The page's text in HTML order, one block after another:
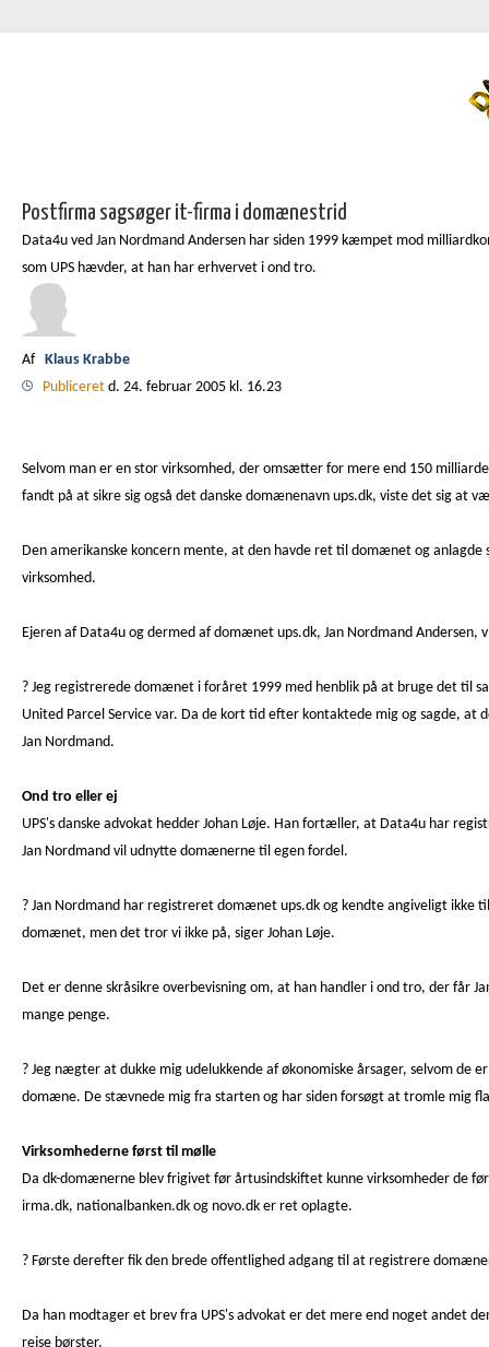
Postfirma sagsøger it-firma i domænestrid
Data4u ved Jan Nordmand Andersen har siden 1999 kæmpet mod
som UPS hævder, at han har erhvervet i ond tro.
Af Klaus Krabbe
Publiceret d. 24. februar 2005 kl. 16.23
Selvom man er en stor virksomhed, der omsætter for mere end 150
fandt på at sikre sig også det danske domænenavn ups.dk, viste det sig at
Den amerikanske koncern mente, at den havde ret til domænet og
virksomhed.
Ejeren af Data4u og dermed af domænet ups.dk, Jan Nordmand Andersen,
? Jeg registrerede domænet i foråret 1999 med henblik på at bruge det til
United Parcel Service var. Da de kort tid efter kontaktede mig og sagde,
Jan Nordmand.
Ond tro eller ej
UPS's danske advokat hedder Johan Løje. Han fortæller, at Data4u har
Jan Nordmand vil udnytte domænerne til egen fordel.
? Jan Nordmand har registreret domænet ups.dk og kendte angiveligt ikke
domænet, men det tror vi ikke på, siger Johan Løje.
Det er denne skråsikre overbevisning om, at han handler i ond tro, der får
mange penge.
? Jeg nægter at dukke mig udelukkende af økonomiske årsager, selvom
domæne. De stævnede mig fra starten og har siden forsøgt at tromle mig
Virksomhederne først til mølle
Da dk-domænerne blev frigivet før årtusindskiftet kunne virksomheder de
irma.dk, nationalbanken.dk og novo.dk er ret oplagte.
? Første derefter fik den brede offentlighed adgang til at registrere
Da han modtager et brev fra UPS's advokat er det mere end noget andet
rejse børster.